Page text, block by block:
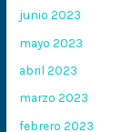
junio 2023
mayo 2023
abril 2023
marzo 2023
febrero 2023